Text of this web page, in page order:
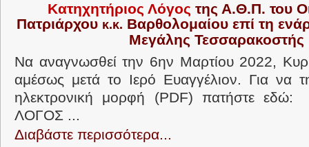
Κατηχητήριος Λόγος της Α.Θ.Π. του
Πατριάρχου κ.κ. Βαρθολομαίου επί τη
Μεγάλης Τεσσαρακοστής
Να αναγνωσθεί την 6ην Μαρτίου 2022,
αμέσως μετά το Ιερό Ευαγγέλιον. Για να
ηλεκτρονική μορφή (PDF) πατήστε
ΛΟΓΟΣ ...
Διαβάστε περισσότερα...